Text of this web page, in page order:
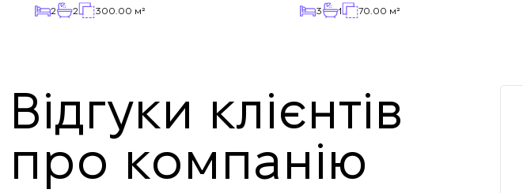
2 2 300.00 м² 3 1 70.00 м²
Відгуки клієнтів
про компанію
Angelina B
19.07.2025